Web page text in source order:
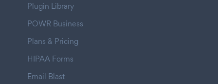
Plugin Library
POWR Business
Plans & Pricing
HIPAA Forms
Email Blast